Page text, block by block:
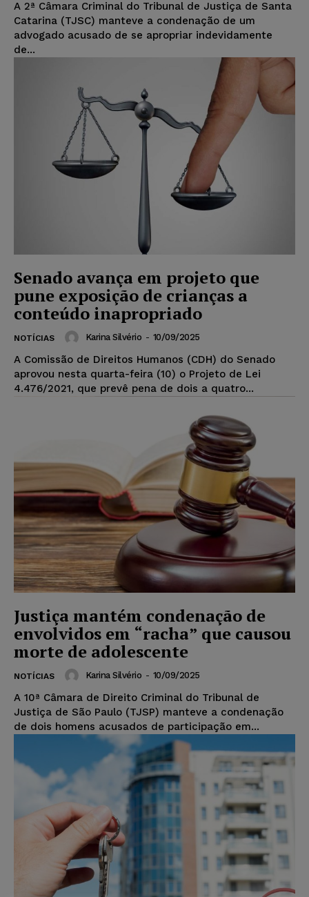
A 2ª Câmara Criminal do Tribunal de Justiça de Santa
Catarina (TJSC) manteve a condenação de um
advogado acusado de se apropriar indevidamente
de...
Senado avança em projeto que
pune exposição de crianças a
conteúdo inapropriado
NOTÍCIAS Karina Silvério - 10/09/2025
A Comissão de Direitos Humanos (CDH) do Senado
aprovou nesta quarta-feira (10) o Projeto de Lei
4.476/2021, que prevê pena de dois a quatro...
Justiça mantém condenação de
envolvidos em “racha” que causou
morte de adolescente
NOTÍCIAS Karina Silvério - 10/09/2025
A 10ª Câmara de Direito Criminal do Tribunal de
Justiça de São Paulo (TJSP) manteve a condenação
de dois homens acusados de participação em...